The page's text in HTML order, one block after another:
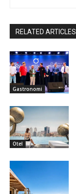
RELATED ARTICLES
Gastronomi
Otel